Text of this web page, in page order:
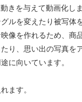
きを与えて動画化し
ルを変えたり被写体
像を作れるため、商
り、思い出の写真を
に向いています。
ます。